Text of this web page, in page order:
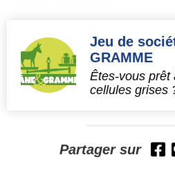
Jeu de
GRAMME
Êtes-vous prêt
cellules grises
Partager sur